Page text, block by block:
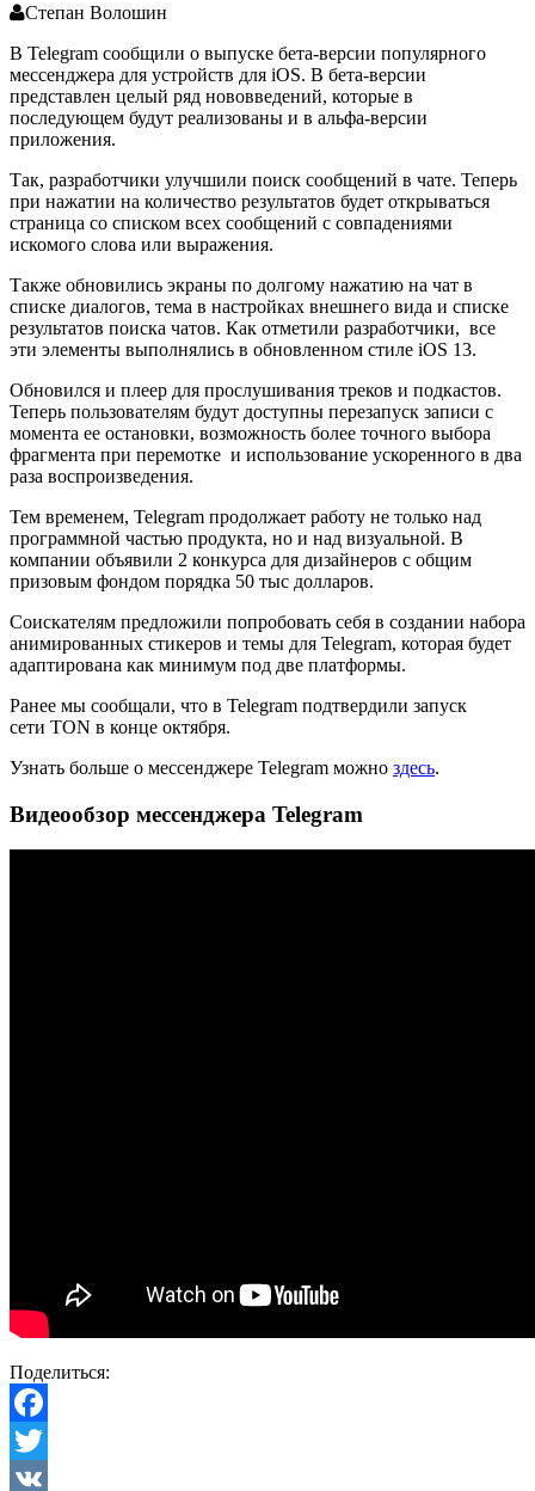
Степан Волошин
В Telegram сообщили о выпуске бета-версии популярного
мессенджера для устройств для iOS. В бета-версии
представлен целый ряд нововведений, которые в
последующем будут реализованы и в альфа-версии
приложения.
Так, разработчики улучшили поиск сообщений в чате. Теперь
при нажатии на количество результатов будет открываться
страница со списком всех сообщений с совпадениями
искомого слова или выражения.
Также обновились экраны по долгому нажатию на чат в
списке диалогов, тема в настройках внешнего вида и списке
результатов поиска чатов. Как отметили разработчики, все
эти элементы выполнялись в обновленном стиле iOS 13.
Обновился и плеер для прослушивания треков и подкастов.
Теперь пользователям будут доступны перезапуск записи с
момента ее остановки, возможность более точного выбора
фрагмента при перемотке и использование ускоренного в два
раза воспроизведения.
Тем временем, Telegram продолжает работу не только над
программной частью продукта, но и над визуальной. В
компании объявили 2 конкурса для дизайнеров с общим
призовым фондом порядка 50 тыс долларов.
Соискателям предложили попробовать себя в создании набора
анимированных стикеров и темы для Telegram, которая будет
адаптирована как минимум под две платформы.
Ранее мы сообщали, что в Telegram подтвердили запуск
сети TON в конце октября.
Узнать больше о мессенджере Telegram можно здесь.
Видеообзор мессенджера Telegram
Поделиться:
Facebook
Twitter